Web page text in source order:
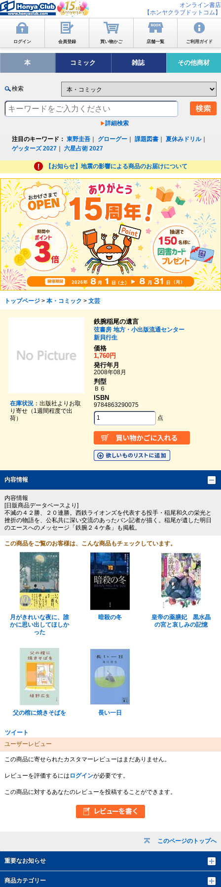
オンライン書店
【ホンヤクラブドットコム】
ログイン 会員登録 買い物かご 店舗一覧 ご利用ガイド
本 コミック 雑誌 その他商材
検索
詳細検索
注目のキーワード： 東野圭吾 グローグー ｜課題図書 ｜夏休みドリル｜
ゲッターズ 2027 ｜六星占術 2027
【お知らせ】地震の影響による商品のお届けについて
このページのトップへ
重要なお知らせ
商品カテゴリー
トップページ> 本・コミック > 文芸
在庫状況：出版社よりお取
り寄せ（1週間程度で出
荷）
鉄腕稲尾の遺言
弦書房 地方・小出版流通センター
新貝行生
価格
1,760円
発行年月
2008年08月
判型
Ｂ６
ISBN
9784863290075
点
内容情報
内容情報
[日販商品データベースより]
不滅の４２勝、２０連勝。西鉄ライオンズを代表する投手・稲尾和久の栄光と
挫折の物語を、公私共に深い交流のあったバン記者が描く。稲尾が遺した明日
のエースへのメッセージ「鉄腕２４ケ条」も掲載。
この商品をご覧のお客様は、こんな商品もチェックしています。
月がきれいな夜に、誰
かに思い出してほしか
った
暗殺の冬
皇帝の薬膳妃 黒水晶
の宮と哀しみの記憶
父の棺に焼きそばを 長い一日
ツイート
ユーザーレビュー
この商品に寄せられたカスタマーレビューはまだありません。
レビューを評価するには ログインが必要です。
この商品に対するあなたのレビューを投稿することができます。